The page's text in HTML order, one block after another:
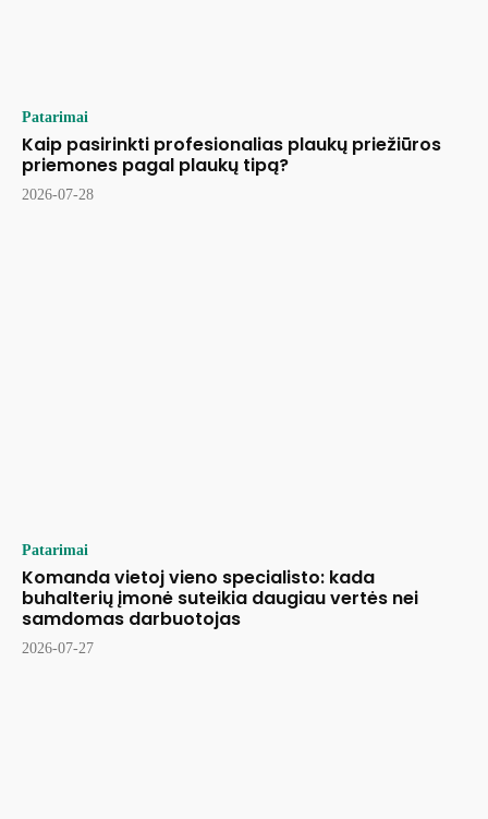
Patarimai
Kaip pasirinkti profesionalias plaukų priežiūros
priemones pagal plaukų tipą?
2026-07-28
Patarimai
Komanda vietoj vieno specialisto: kada
buhalterių įmonė suteikia daugiau vertės nei
samdomas darbuotojas
2026-07-27